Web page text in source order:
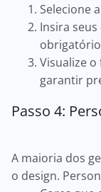
Selecione
Insira
Visualize
garantir
Passo 4:
A maioria dos
o design.